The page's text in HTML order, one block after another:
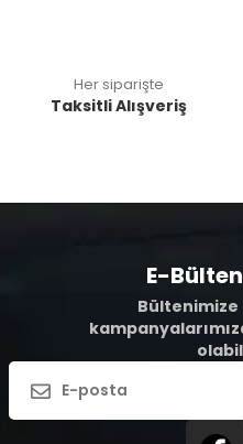
Her siparişte
Taksitli Alışveriş
E-